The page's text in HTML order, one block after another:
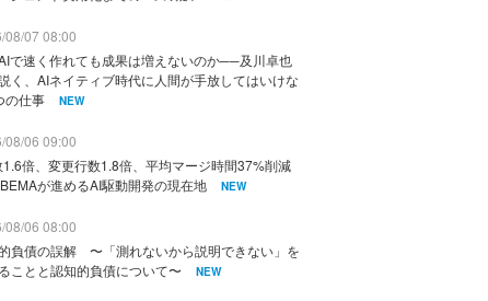
08/07 08:00
で速く作れても成果は増えないのか──及川卓也
く、AIネイティブ時代に人間が手放してはいけな
の仕事
NEW
08/06 09:00
1.6倍、変更行数1.8倍、平均マージ時間37%削減
が進めるAI駆動開発の現在地
NEW
08/06 08:00
負債の誤解 〜「測れないから説明できない」を
ことと認知的負債について〜
NEW